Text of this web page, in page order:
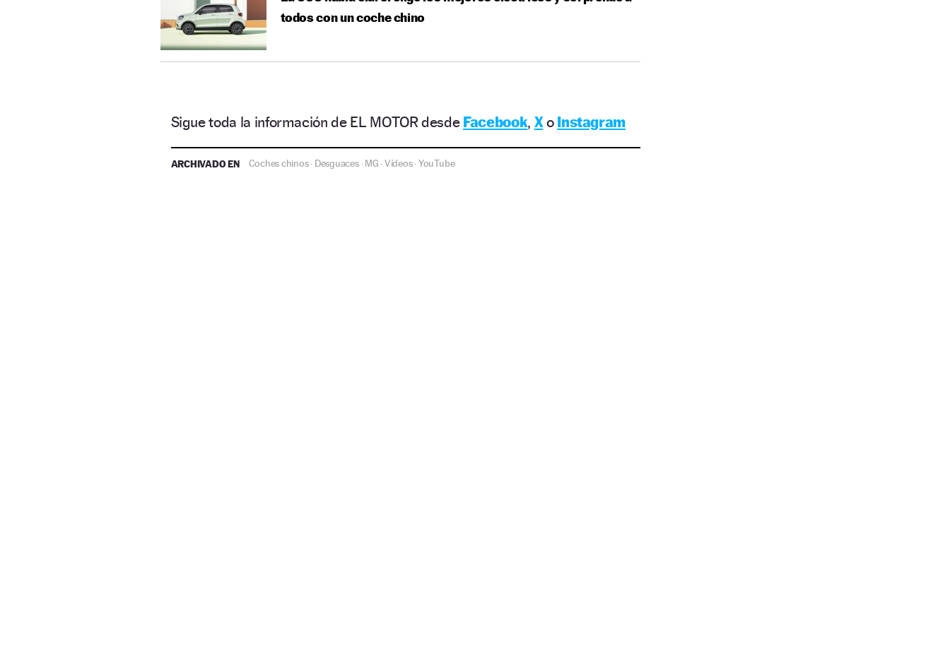
todos con un coche chino
Sigue toda la información de EL MOTOR desde Facebook, Xo Instagram
ARCHIVADO EN Coches chinos· Desguaces·MG ·Vídeos·YouTube